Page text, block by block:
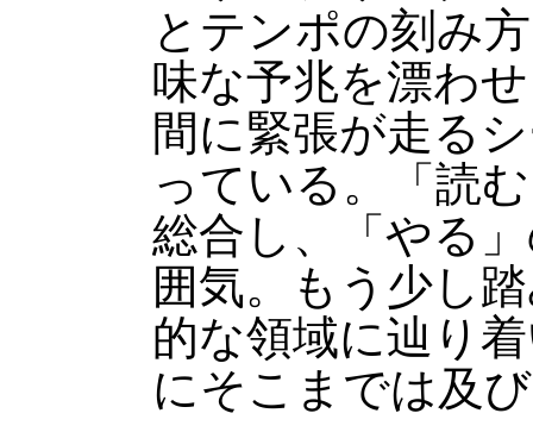
とテンポの刻み
味な予兆を漂わ
間に緊張が走る
っている。「読
総合し、「やる
囲気。もう少し
的な領域に辿り
にそこまでは及